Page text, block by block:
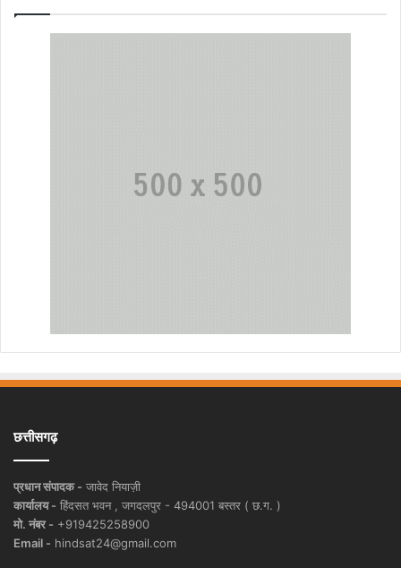
छत्तीसगढ़
प्रधान संपादक - जावेद नियाज़ी
कार्यालय - हिंदसत भवन , जगदलपुर - 494001 बस्तर ( छ.ग. )
मो. नंबर - +919425258900
Email - hindsat24@gmail.com